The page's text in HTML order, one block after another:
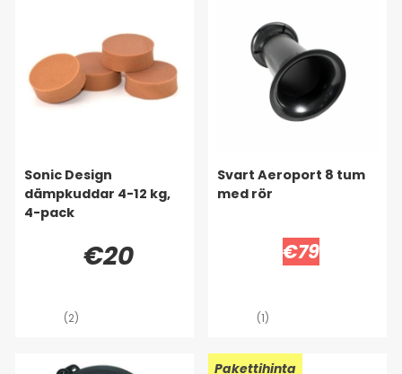
Sonic Design
dämpkuddar 4-12 kg,
4-pack
€20
(2)
Svart Aeroport 8 tum
med rör
€79
(1)
Pakettihinta